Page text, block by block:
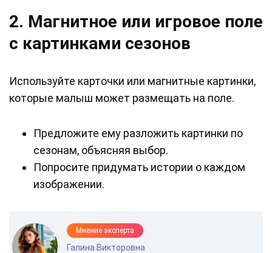
2. Магнитное или игровое поле
с картинками сезонов
Используйте карточки или магнитные картинки,
которые малыш может размещать на поле.
Предложите ему разложить картинки по
сезонам, объясняя выбор.
Попросите придумать истории о каждом
изображении.
Мнение эксперта
Галина Викторовна